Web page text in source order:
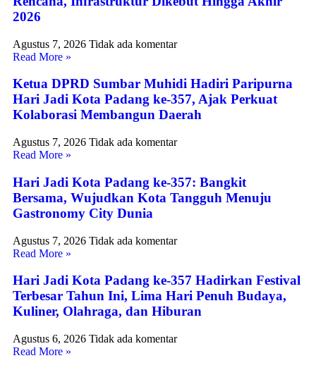
2026
Agustus 7, 2026 Tidak ada komentar
Read More »
Ketua DPRD Sumbar Muhidi Hadiri Paripurna
Hari Jadi Kota Padang ke-357, Ajak Perkuat
Kolaborasi Membangun Daerah
Agustus 7, 2026 Tidak ada komentar
Read More »
Hari Jadi Kota Padang ke-357: Bangkit
Bersama, Wujudkan Kota Tangguh Menuju
Gastronomy City Dunia
Agustus 7, 2026 Tidak ada komentar
Read More »
Hari Jadi Kota Padang ke-357 Hadirkan Festival
Terbesar Tahun Ini, Lima Hari Penuh Budaya,
Kuliner, Olahraga, dan Hiburan
Agustus 6, 2026 Tidak ada komentar
Read More »